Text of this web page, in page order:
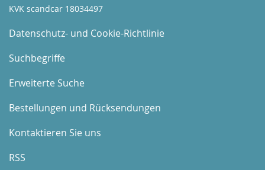
KVK scandcar 18034497
Datenschutz- und Cookie-Richtlinie
Suchbegriffe
Erweiterte Suche
Bestellungen und Rücksendungen
Kontaktieren Sie uns
RSS